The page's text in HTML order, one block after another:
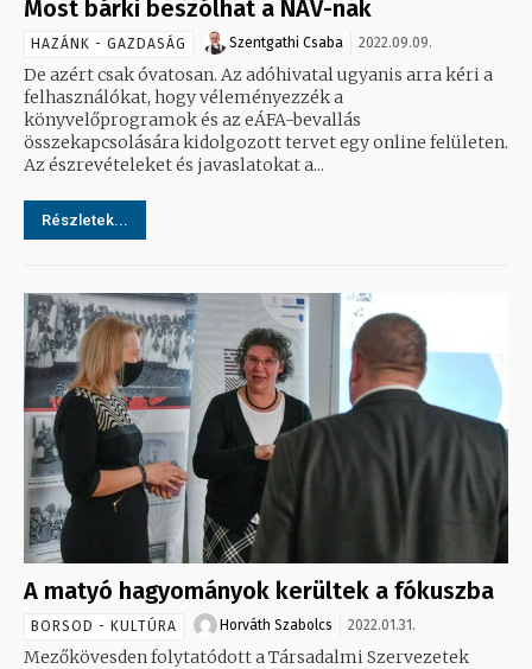
Most bárki beszólhat a NAV-nak
HAZÁNK - GAZDASÁG Szentgathi Csaba 2022.09.09.
De azért csak óvatosan. Az adóhivatal ugyanis arra kéri a
felhasználókat, hogy véleményezzék a
könyvelőprogramok és az eÁFA-bevallás
összekapcsolására kidolgozott tervet egy online felületen.
Az észrevételeket és javaslatokat a...
Részletek...
A matyó hagyományok kerültek a fókuszba
BORSOD - KULTÚRA Horváth Szabolcs 2022.01.31.
Mezőkövesden folytatódott a Társadalmi Szervezetek